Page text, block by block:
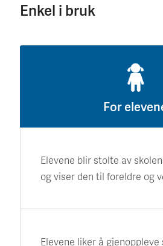
Enkel i bruk
For
Elevene blir stolte av
og viser den til foreldre og
Elevene liker å